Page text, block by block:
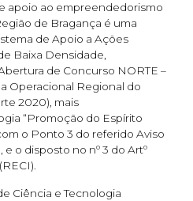
apoio ao empreendedorismo
de Bragança é uma
de Apoio a Ações
Baixa Densidade,
de Concurso NORTE –
Operacional Regional do
2020), mais
“Promoção do Espírito
o Ponto 3 do referido Aviso
o disposto no nº 3 do Artº
Ciência e Tecnologia